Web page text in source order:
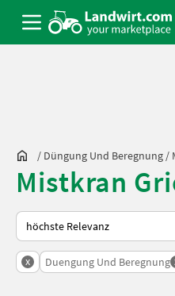
/ Düngung Und Beregnung /
Mistkran
So wird auf Landwirt.com
x Duengung Und Beregnung